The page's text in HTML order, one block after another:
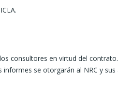
consultores en virtud del
se otorgarán al NRC y